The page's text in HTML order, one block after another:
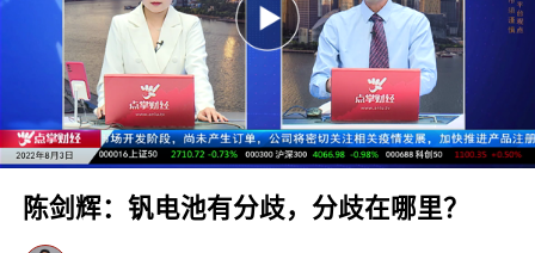
陈剑辉：钒电池有分歧，分歧在哪里？